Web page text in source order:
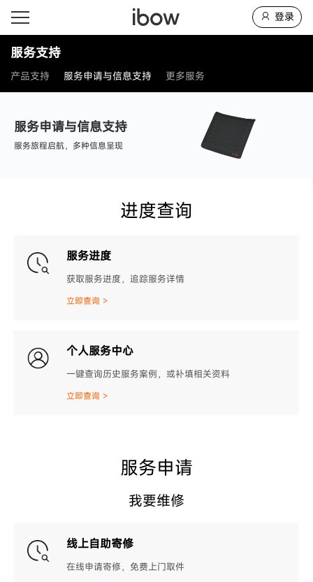
登录
服务支持
产品支持 服务申请与信息支持 更多服务
服务申请与信息支持
服务旅程启航，多种信息呈现
进度查询
服务进度
获取服务进度，追踪服务详情
立即查询 >
个人服务中心
一键查询历史服务案例，或补填相关资料
立即查询 >
服务申请
我要维修
线上自助寄修
在线申请寄修，免费上门取件